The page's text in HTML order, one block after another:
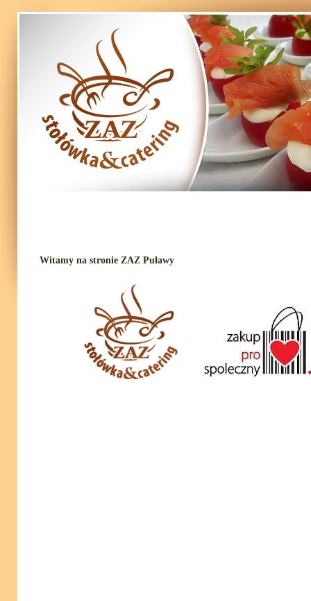
Witamy na stronie ZAZ Puławy